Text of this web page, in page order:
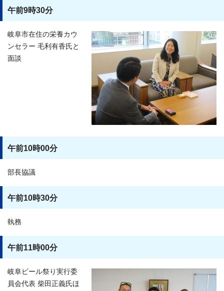
午前9時30分
岐阜市在住の栄養カウ
ンセラー 毛利有香氏と
面談
午前10時00分
部長協議
午前10時30分
執務
午前11時00分
岐阜ビール祭り実行委
員会代表 柴田正義氏ほ